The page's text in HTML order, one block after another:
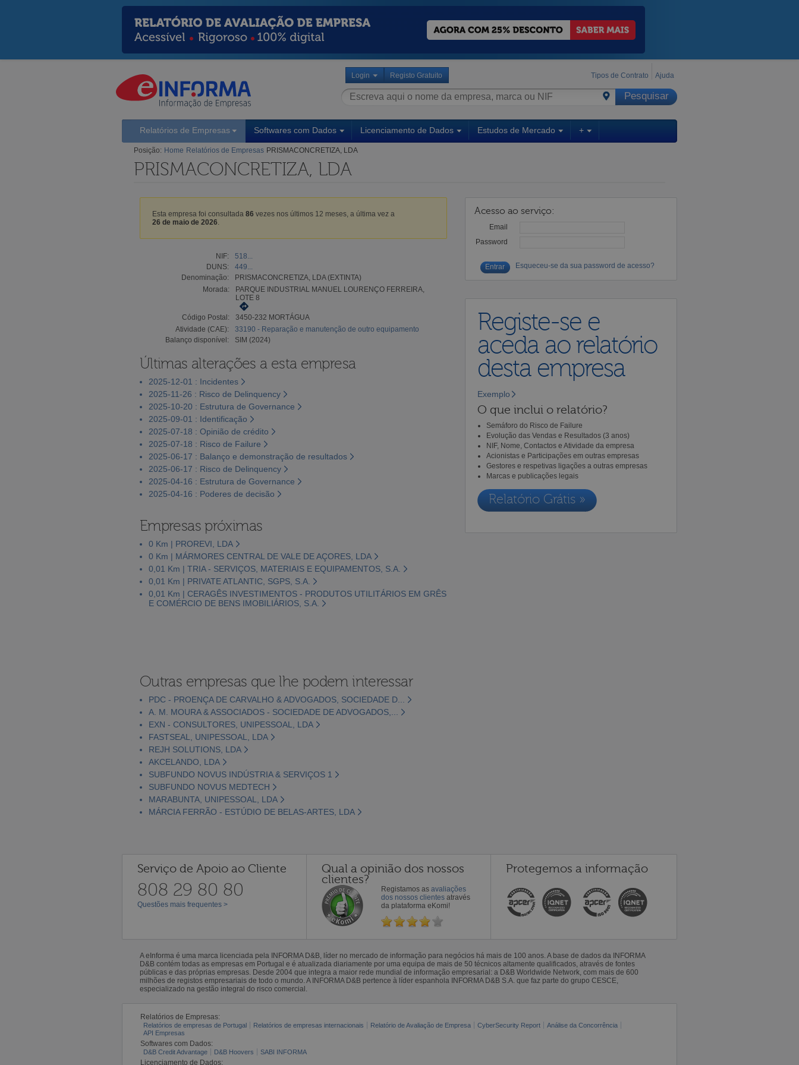
Login Registo Gratuito Tipos de Contrato Ajuda
Relatórios de Empresas Softwares com Dados Licenciamento de Dados Estudos de Mercado +
Posição: Home Relatórios de Empresas PRISMACONCRETIZA, LDA
PRISMACONCRETIZA, LDA
Esta empresa foi consultada 86 vezes nos últimos 12 meses, a última vez a
26 de maio de 2026
NIF:
518...
DUNS:
449...
Denominação:
PRISMACONCRETIZA, LDA (EXTINTA)
Morada:
PARQUE INDUSTRIAL MANUEL LOURENÇO FERREIRA,
LOTE 8
Código Postal:
3450-232 MORTÁGUA
Atividade (CAE):
33190 - Reparação e manutenção de outro equipamento
Balanço disponível:
SIM (2024)
Últimas alterações a esta empresa
2025-12-01 : Incidentes
2025-11-26 : Risco de Delinquency
2025-10-20 : Estrutura de Governance
2025-09-01 : Identificação
2025-07-18 : Opinião de crédito
2025-07-18 : Risco de Failure
2025-06-17 : Balanço e demonstração de resultados
2025-06-17 : Risco de Delinquency
2025-04-16 : Estrutura de Governance
2025-04-16 : Poderes de decisão
Empresas próximas
0 Km | PROREVI, LDA
0 Km | MÁRMORES CENTRAL DE VALE DE AÇORES, LDA
0,01 Km | TRIA - SERVIÇOS, MATERIAIS E EQUIPAMENTOS, S.A.
0,01 Km | PRIVATE ATLANTIC, SGPS, S.A.
0,01 Km | CERAGÊS INVESTIMENTOS - PRODUTOS UTILITÁRIOS EM GRÊS
E COMÉRCIO DE BENS IMOBILIÁRIOS, S.A.
Acesso ao serviço:
Email
Password
Esqueceu-se da sua password de acesso?
Registe-se e
aceda ao relatório
desta empresa
Exemplo
O que inclui o relatório?
Semáforo do Risco de Failure
Evolução das Vendas e Resultados (3 anos)
NIF, Nome, Contactos e Atividade da empresa
Acionistas e Participações em outras empresas
Gestores e respetivas ligações a outras empresas
Marcas e publicações legais
Relatório Grátis »
Outras empresas que lhe podem interessar
PDC - PROENÇA DE CARVALHO & ADVOGADOS, SOCIEDADE D...
A. M. MOURA & ASSOCIADOS - SOCIEDADE DE ADVOGADOS,...
EXN - CONSULTORES, UNIPESSOAL, LDA
FASTSEAL, UNIPESSOAL, LDA
REJH SOLUTIONS, LDA
AKCELANDO, LDA
SUBFUNDO NOVUS INDÚSTRIA & SERVIÇOS 1
SUBFUNDO NOVUS MEDTECH
MARABUNTA, UNIPESSOAL, LDA
MÁRCIA FERRÃO - ESTÚDIO DE BELAS-ARTES, LDA
Serviço de Apoio ao Cliente
808 29 80 80
Questões mais frequentes >
Qual a opinião dos nossos
clientes?
Registamos as avaliações
dos nossos clientes através
da plataforma eKomi!
Protegemos a informação
A eInforma é uma marca licenciada pela INFORMA D&B, líder no mercado de informação para negócios há mais de 100 anos. A base de dados da INFORMA
D&B contém todas as empresas em Portugal e é atualizada diariamente por uma equipa de mais de 50 técnicos altamente qualificados, através de fontes
públicas e das próprias empresas. Desde 2004 que integra a maior rede mundial de informação empresarial: a D&B Worldwide Network, com mais de 600
milhões de registos empresariais de todo o mundo. A INFORMA D&B pertence à líder espanhola INFORMA D&B S.A. que faz parte do grupo CESCE,
especializado na gestão integral do risco comercial.
Relatórios de Empresas:
Relatórios de empresas de Portugal Relatórios de empresas internacionais Relatório de Avaliação de Empresa CyberSecurity Report
Análise da Concorrência
API Empresas
Softwares com Dados:
D&B Credit Advantage D&B Hoovers SABI INFORMA
Licenciamento de Dados: